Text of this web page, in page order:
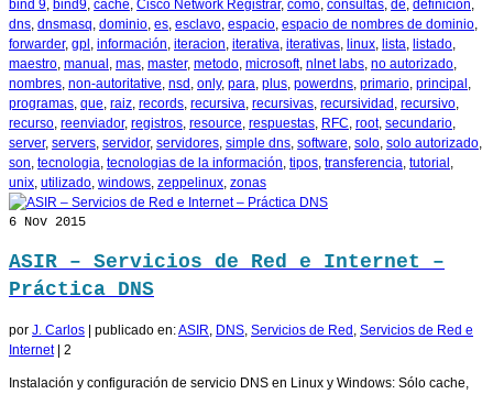
bind 9, bind9, cache, Cisco Network Registrar, como, consultas, de, definicion,
dns, dnsmasq, dominio, es, esclavo, espacio, espacio de nombres de dominio,
forwarder, gpl , información, iteracion, iterativa, iterativas, linux, lista, listado,
maestro, manual , mas, master, metodo, microsoft, nlnet labs, no autorizado,
nombres, non-autoritative, nsd , only, para, plus, powerdns, primario, principal ,
programas, que, raiz, records, recursiva, recursivas, recursividad , recursivo,
recurso, reenviador, registros, resource, respuestas, RFC, root, secundario,
server, servers, servidor, servidores, simple dns, software, solo, solo autorizado,
son, tecnologia, tecnologias de la información, tipos, transferencia, tutorial ,
unix, utilizado, windows, zeppelinux, zonas
6 Nov 2015
ASIR – Servicios de Red e Internet –
Práctica DNS
por J. Carlos publicado en:ASIR, DNS, Servicios de Red , Servicios de Red e
Internet
2
Instalación y configuración de servicio DNS en Linux y Windows: Sólo cache,